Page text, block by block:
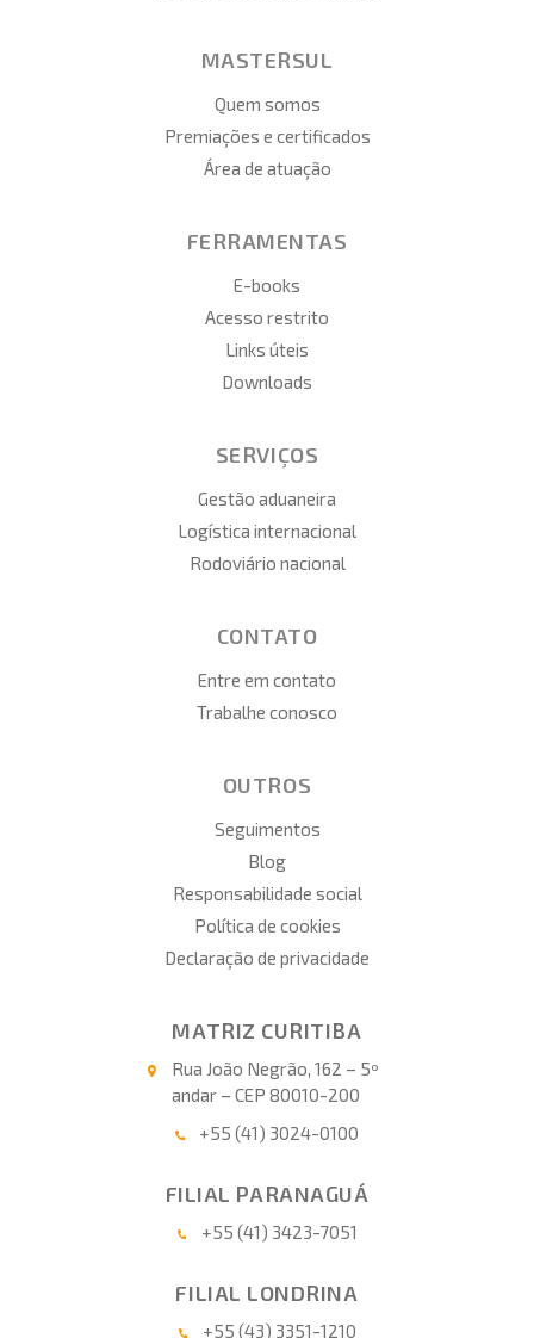
MASTERSUL
Quem somos
Premiações e certificados
Área de atuação
FERRAMENTAS
E-books
Acesso restrito
Links úteis
Downloads
SERVIÇOS
Gestão aduaneira
Logística internacional
Rodoviário nacional
CONTATO
Entre em contato
Trabalhe conosco
OUTROS
Seguimentos
Blog
Responsabilidade social
Política de cookies
Declaração de privacidade
MATRIZ CURITIBA
Rua João Negrão, 162 – 5º
andar – CEP 80010-200
+55 (41) 3024-0100
FILIAL PARANAGUÁ
+55 (41) 3423-7051
FILIAL LONDRINA
+55 (43) 3351-1210